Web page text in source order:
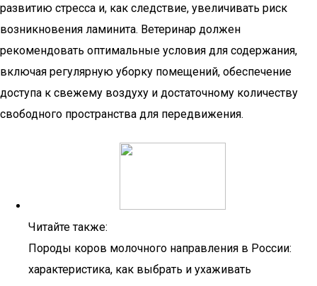
развитию стресса и, как следствие, увеличивать риск
возникновения ламинита. Ветеринар должен
рекомендовать оптимальные условия для содержания,
включая регулярную уборку помещений, обеспечение
доступа к свежему воздуху и достаточному количеству
свободного пространства для передвижения.
Читайте также:
Породы коров молочного направления в России:
характеристика, как выбрать и ухаживать